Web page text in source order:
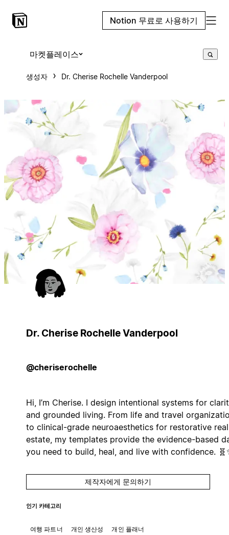
Notion 무료로 사용하기
마켓플레이스
생성자 Dr. Cherise Rochelle Vanderpool
Dr. Cherise Rochelle Vanderpool
@cheriserochelle
Hi, I’m Cherise. I design intentional systems for
and grounded living. From life and travel
to clinical-grade neuroaesthetics for restorative real
estate, my templates provide the evidence-based
you need to build, heal, and live with confidence.
제작자에게 문의하기
인기 카테고리
여행 파트너 개인 생산성 개인 플래너